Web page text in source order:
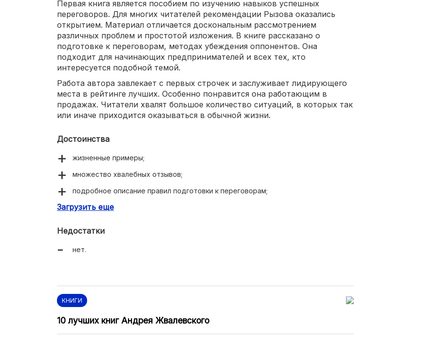
Первая книга является пособием по изучению навыков успешных
переговоров. Для многих читателей рекомендации Рызова оказались
открытием. Материал отличается доскональным рассмотрением
различных проблем и простотой изложения. В книге рассказано о
подготовке к переговорам, методах убеждения оппонентов. Она
подходит для начинающих предпринимателей и всех тех, кто
интересуется подобной темой.
Работа автора завлекает с первых строчек и заслуживает лидирующего
места в рейтинге лучших. Особенно понравится она работающим в
продажах. Читатели хвалят большое количество ситуаций, в которых так
или иначе приходится оказываться в обычной жизни.
Достоинства
жизненные примеры;
множество хвалебных отзывов;
подробное описание правил подготовки к переговорам;
много интересных мыслей;
Загрузить еще
Недостатки
нет.
КНИГИ
10 лучших книг Андрея Жвалевского